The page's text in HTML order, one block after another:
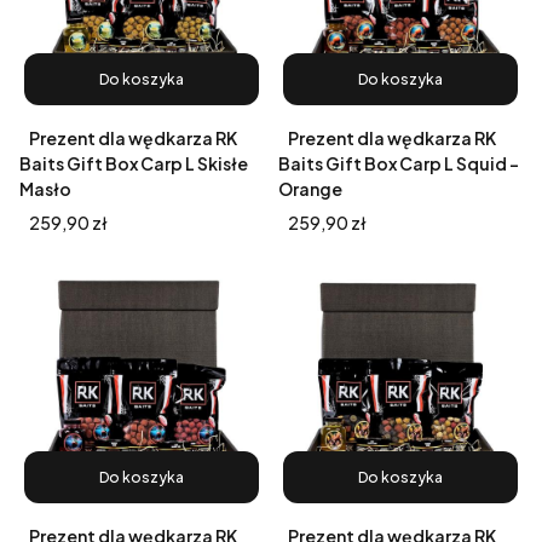
Do koszyka
Prezent dla wędkarza RK
Baits Gift Box Carp L Skisłe
Masło
Cena
259,90 zł
Do koszyka
Prezent dla wędkarza RK
Baits Gift Box Carp L Squid -
Orange
Cena
259,90 zł
Do koszyka
Prezent dla wędkarza RK
Do koszyka
Prezent dla wędkarza RK